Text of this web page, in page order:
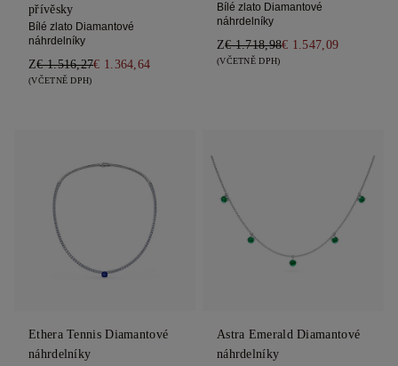
přívěsky
Bílé zlato Diamantové
náhrdelníky
Z€ 1.516,27€ 1.364,64
(VČETNĚ DPH)
Bílé zlato Diamantové
náhrdelníky
Z€ 1.718,98€ 1.547,09
(VČETNĚ DPH)
Ethera Tennis Diamantové
náhrdelníky
Astra Emerald Diamantové
náhrdelníky